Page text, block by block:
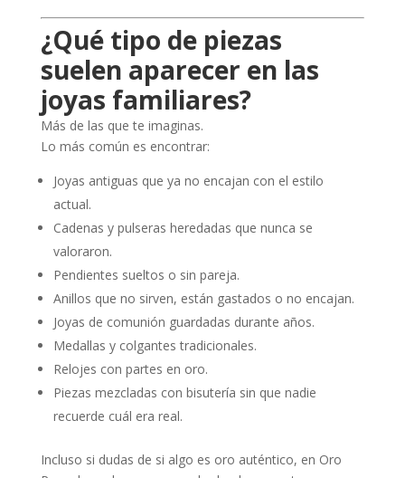
¿Qué tipo de piezas
suelen aparecer en las
joyas familiares?
Más de las que te imaginas.
Lo más común es encontrar:
Joyas antiguas que ya no encajan con el estilo
actual.
Cadenas y pulseras heredadas que nunca se
valoraron.
Pendientes sueltos o sin pareja.
Anillos que no sirven, están gastados o no encajan.
Joyas de comunión guardadas durante años.
Medallas y colgantes tradicionales.
Relojes con partes en oro.
Piezas mezcladas con bisutería sin que nadie
recuerde cuál era real.
Incluso si dudas de si algo es oro auténtico, en Oro